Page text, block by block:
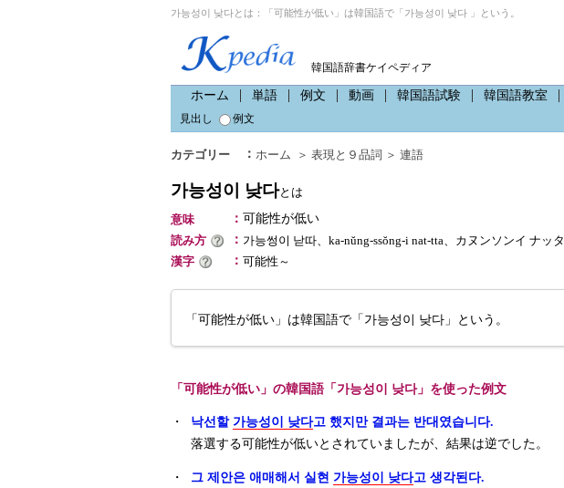
가능성이 낮다とは：「可能性が低い」は韓国語で「가능성이 낮다 」という。
韓国語辞書ケイペディア
ホーム 単語 例文 動画 韓国語試験 韓国語教室
見出し
例文
カテゴリー ： ホーム ＞ 表現と９品詞 ＞ 連語
가능성이 낮다とは
意味
： 可能性が低い
読み方
： 가능썽이 낟따、ka-nŭng-ssŏng-i nat-tta、カヌンソンイ ナッタ
漢字
： 可能性～
「可能性が低い」は韓国語で「가능성이 낮다」という。
「可能性が低い」の韓国語「가능성이 낮다」を使った例文
・ 낙선할 가능성이 낮다고 했지만 결과는 반대였습니다.
落選する可能性が低いとされていましたが、結果は逆でした。
・ 그 제안은 애매해서 실현 가능성이 낮다고 생각된다.